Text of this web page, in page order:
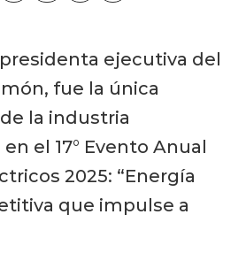
ejecutiva del
fue la única
la industria
el 17° Evento Anual
2025: “Energía
que impulse a